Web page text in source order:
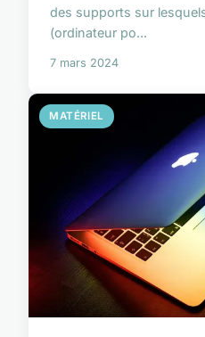
des supports sur
(ordinateur po...
7 mars 2024
MATÉRIEL